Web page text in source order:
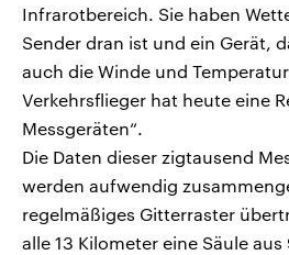
Infrarotbereich. Sie haben
Sender dran ist und ein Gerät,
auch die Winde und
Verkehrsflieger hat heute eine
Messgeräten“.
Die Daten dieser zigtausend
werden aufwendig
regelmäßiges Gitterraster
alle 13 Kilometer eine Säule